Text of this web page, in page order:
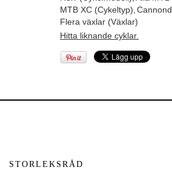
MTB XC (Cykeltyp)
Flera växlar (Växlar)
Hitta liknande cyklar.
STORLEKSRÅD